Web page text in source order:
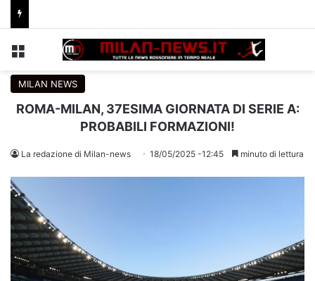
MILAN NEWS
ROMA-MILAN, 37ESIMA GIORNATA DI SERIE A:
PROBABILI FORMAZIONI!
La redazione di Milan-news 18/05/2025 -12:45 minuto di lettura